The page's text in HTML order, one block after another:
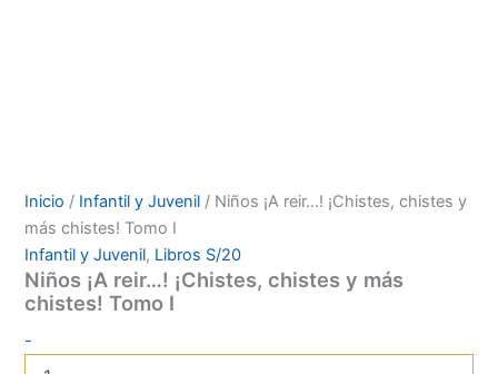
Inicio / Infantil y Juvenil / Niños ¡A reir…! ¡Chistes, chistes y
más chistes! Tomo I
Infantil y Juvenil, Libros S/20
Niños ¡A reir…! ¡Chistes, chistes y más
chistes! Tomo I
-